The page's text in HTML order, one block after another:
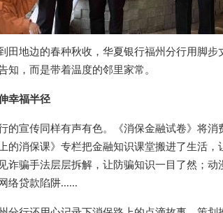
田地边的春种秋收，华夏银行福州分行用脚步
知，而是带着温度的邻里家常。
幸福半径
的宣传同样有声有色。《消保金融试卷》将
的消保课》专栏把金融知识课堂搬进了生活
诈骗手法层层拆解，让防骗知识一目了然；动
络贷款陷阱......